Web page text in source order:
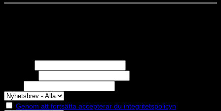
Genom att fortsätta accepterar du integritetspolicyn